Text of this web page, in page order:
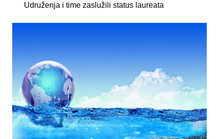
Udruženja i time zaslužili status laureata